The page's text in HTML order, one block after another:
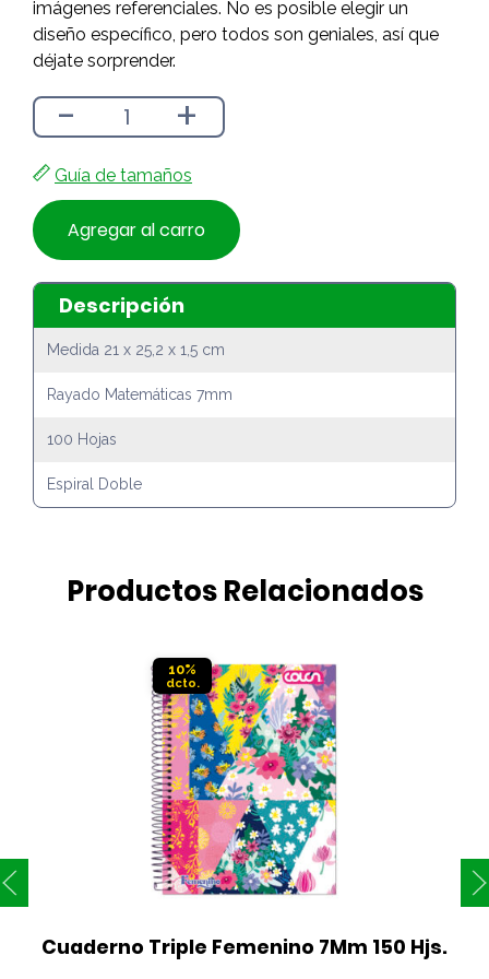
imágenes referenciales. No es posible elegir un
diseño específico, pero todos son geniales, así que
déjate sorprender.
- +
Guía de tamaños
Agregar al carro
Descripción
Medida 21 x 25,2 x 1,5 cm
Rayado Matemáticas 7mm
100 Hojas
Espiral Doble
Productos Relacionados
10%
Cuaderno Triple Femenino 7Mm 150 Hjs.